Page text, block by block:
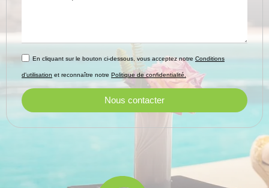
En cliquant sur le bouton ci-dessous, vous acceptez notre Conditions
d'utilisation et reconnaître notre Politique de confidentialité.
Nous contacter